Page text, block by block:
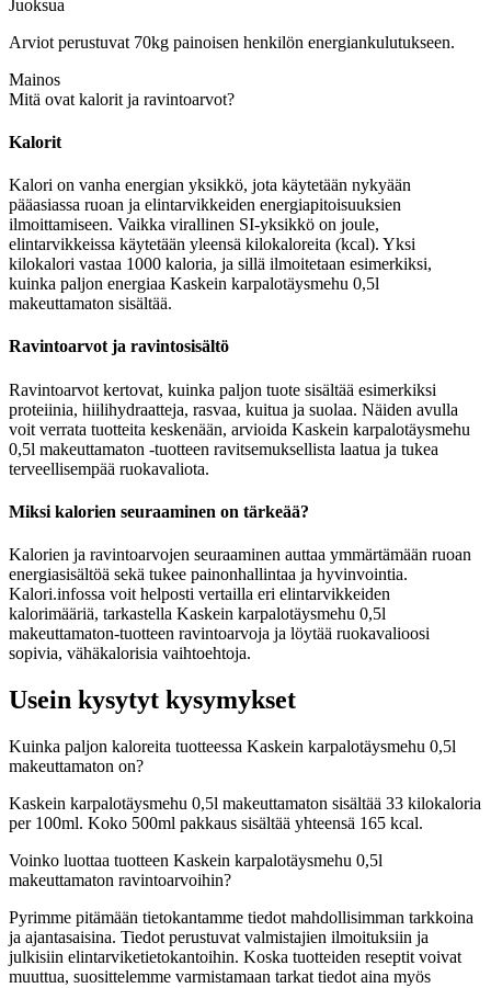
Juoksua
Arviot perustuvat 70kg painoisen henkilön energiankulutukseen.
Mainos
Mitä ovat kalorit ja ravintoarvot?
Kalorit
Kalori on vanha energian yksikkö, jota käytetään nykyään
pääasiassa ruoan ja elintarvikkeiden energiapitoisuuksien
ilmoittamiseen. Vaikka virallinen SI-yksikkö on joule,
elintarvikkeissa käytetään yleensä kilokaloreita (kcal). Yksi
kilokalori vastaa 1000 kaloria, ja sillä ilmoitetaan esimerkiksi,
kuinka paljon energiaa Kaskein karpalotäysmehu 0,5l
makeuttamaton sisältää.
Ravintoarvot ja ravintosisältö
Ravintoarvot kertovat, kuinka paljon tuote sisältää esimerkiksi
proteiinia, hiilihydraatteja, rasvaa, kuitua ja suolaa. Näiden avulla
voit verrata tuotteita keskenään, arvioida Kaskein karpalotäysmehu
0,5l makeuttamaton -tuotteen ravitsemuksellista laatua ja tukea
terveellisempää ruokavaliota.
Miksi kalorien seuraaminen on tärkeää?
Kalorien ja ravintoarvojen seuraaminen auttaa ymmärtämään ruoan
energiasisältöä sekä tukee painonhallintaa ja hyvinvointia.
Kalori.infossa voit helposti vertailla eri elintarvikkeiden
kalorimääriä, tarkastella Kaskein karpalotäysmehu 0,5l
makeuttamaton-tuotteen ravintoarvoja ja löytää ruokavalioosi
sopivia, vähäkalorisia vaihtoehtoja.
Usein kysytyt kysymykset
Kuinka paljon kaloreita tuotteessa Kaskein karpalotäysmehu 0,5l
makeuttamaton on?
Kaskein karpalotäysmehu 0,5l makeuttamaton sisältää 33 kilokaloria
per 100ml. Koko 500ml pakkaus sisältää yhteensä 165 kcal.
Voinko luottaa tuotteen Kaskein karpalotäysmehu 0,5l
makeuttamaton ravintoarvoihin?
Pyrimme pitämään tietokantamme tiedot mahdollisimman tarkkoina
ja ajantasaisina. Tiedot perustuvat valmistajien ilmoituksiin ja
julkisiin elintarviketietokantoihin. Koska tuotteiden reseptit voivat
muuttua, suosittelemme varmistamaan tarkat tiedot aina myös